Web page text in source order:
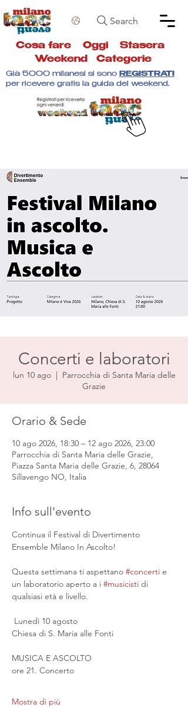
Search
Cosa fare Oggi Stasera
Weekend
Categorie
Già 5000 milanesi si sono REGISTRATI
per ricevere gratis la guida del weekend.
Concerti e laboratori
lun 10 ago
  |
Parrocchia di Santa Maria delle
Grazie
Orario & Sede
10 ago 2026, 18:30 – 12 ago 2026, 23:00
Parrocchia di Santa Maria delle Grazie,
Piazza Santa Maria delle Grazie, 6, 28064
Sillavengo NO, Italia
Info sull'evento
Continua il Festival di Divertimento
Ensemble Milano In Ascolto!
Questa settimana ti aspettano #concerti e
un laboratorio aperto a i #musicisti di
qualsiasi età e livello.
Lunedì 10 agosto
Chiesa di S. Maria alle Fonti
MUSICA E ASCOLTO
ore 21. Concerto
Mostra di più